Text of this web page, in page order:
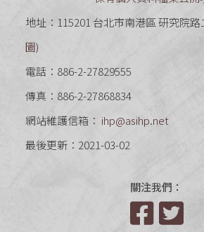
地址：115201 台北市南港區 研究院路
圖)
電話：886-2-27829555
傳真：886-2-27868834
網站維護信箱： ihp@asihp.net
最後更新：2021-03-02
關注我們：
Facebook